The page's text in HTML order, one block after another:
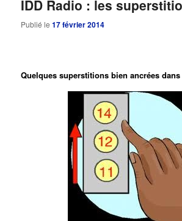
IDD Radio : les
Publié le17 février 2014
Quelques superstitions bien ancrées